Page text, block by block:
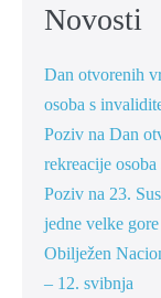
Novosti
Dan otvorenih
osoba s
Poziv na Dan
rekreacije
Poziv na 23.
jedne velke
Obilježen
– 12. svibnja